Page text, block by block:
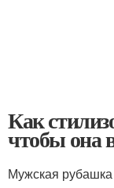
Как
чтобы она
Мужская